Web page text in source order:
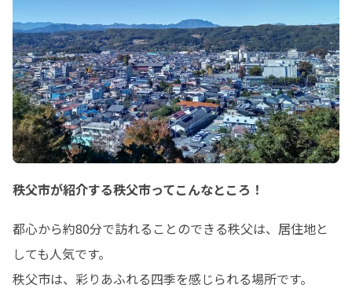
秩父市が紹介する秩父市ってこんなところ！
都心から約80分で訪れることのできる秩父は、居住地と
しても人気です。
秩父市は、彩りあふれる四季を感じられる場所です。